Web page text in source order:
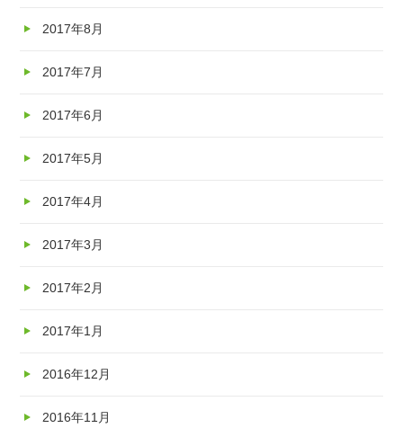
2017年8月
2017年7月
2017年6月
2017年5月
2017年4月
2017年3月
2017年2月
2017年1月
2016年12月
2016年11月